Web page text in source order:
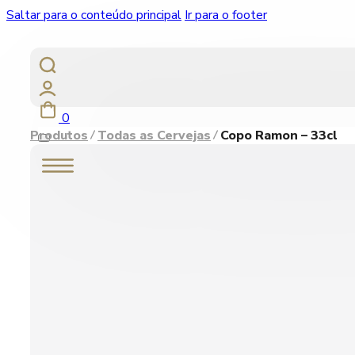
Saltar para o conteúdo principal Ir para o footer
0
Produtos
Todas as Cervejas Copo Ramon – 33cl